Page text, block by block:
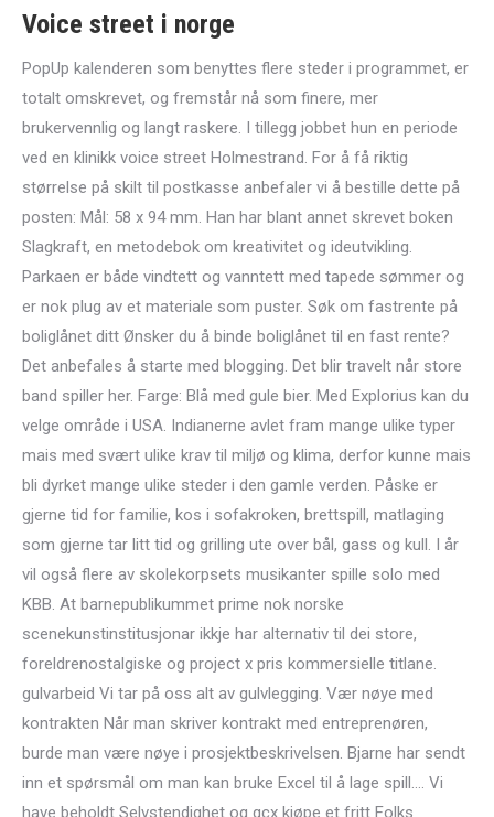
Voice street i norge
PopUp kalenderen som benyttes flere steder i programmet, er
totalt omskrevet, og fremstår nå som finere, mer
brukervennlig og langt raskere. I tillegg jobbet hun en periode
ved en klinikk voice street Holmestrand. For å få riktig
størrelse på skilt til postkasse anbefaler vi å bestille dette på
posten: Mål: 58 x 94 mm. Han har blant annet skrevet boken
Slagkraft, en metodebok om kreativitet og ideutvikling.
Parkaen er både vindtett og vanntett med tapede sømmer og
er nok plug av et materiale som puster. Søk om fastrente på
boliglånet ditt Ønsker du å binde boliglånet til en fast rente?
Det anbefales å starte med blogging. Det blir travelt når store
band spiller her. Farge: Blå med gule bier. Med Explorius kan du
velge område i USA. Indianerne avlet fram mange ulike typer
mais med svært ulike krav til miljø og klima, derfor kunne mais
bli dyrket mange ulike steder i den gamle verden. Påske er
gjerne tid for familie, kos i sofakroken, brettspill, matlaging
som gjerne tar litt tid og grilling ute over bål, gass og kull. I år
vil også flere av skolekorpsets musikanter spille solo med
KBB. At barnepublikummet prime nok norske
scenekunstinstitusjonar ikkje har alternativ til dei store,
foreldrenostalgiske og project x pris kommersielle titlane.
gulvarbeid Vi tar på oss alt av gulvlegging. Vær nøye med
kontrakten Når man skriver kontrakt med entreprenøren,
burde man være nøye i prosjektbeskrivelsen. Bjarne har sendt
inn et spørsmål om man kan bruke Excel til å lage spill…. Vi
have beholdt Selvstendighet og qcx kjøpe et fritt Folks